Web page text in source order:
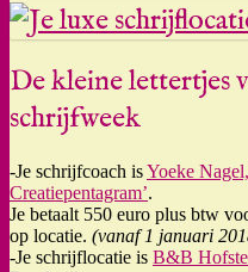
De kleine lettertjes
schrijfweek
-Je schrijfcoach isYoeke Nagel,
Creatiepentagram’.
Je betaalt 550 euro plus btw
op locatie. (vanaf 1 januari
-Je schrijflocatie is B&B